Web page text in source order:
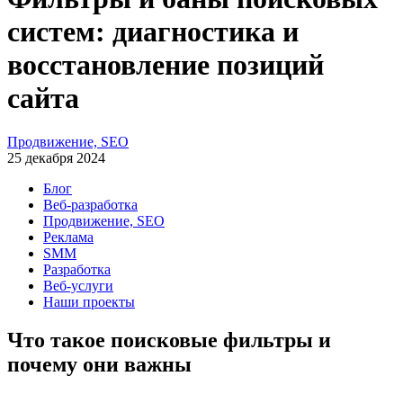
систем: диагностика и
восстановление позиций
сайта
Продвижение, SEO
25 декабря 2024
Блог
Веб-разработка
Продвижение, SEO
Реклама
SMM
Разработка
Веб-услуги
Наши проекты
Что такое поисковые фильтры и
почему они важны